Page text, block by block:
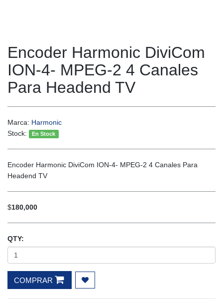
Encoder Harmonic DiviCom
ION-4- MPEG-2 4 Canales
Para Headend TV
Marca: Harmonic
Stock:
En Stock
Encoder Harmonic DiviCom ION-4- MPEG-2 4 Canales Para
Headend TV
$180,000
QTY:
COMPRAR